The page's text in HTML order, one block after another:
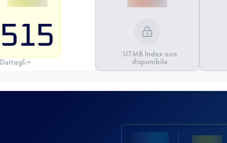
515
Dettagli
UTMB Index non
disponibile